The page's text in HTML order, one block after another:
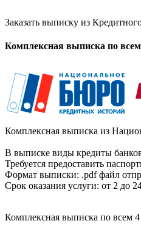
Заказать выписку из
Комплексная выписка по
Комплексная выписка из
В выписке виды кредиты
Требуется предоставить
Формат выписки: .pdf файл
Срок оказания услуги: от 2 до
Комплексная выписка по всем